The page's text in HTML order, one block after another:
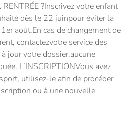
?Inscrivez votre enfant
dès le 22 juinpour éviter la
août.En cas de changement de
contactezvotre service des
jour votre dossier,aucune
L’INSCRIPTIONVous avez
utilisez-le afin de procéder
ou à une nouvelle